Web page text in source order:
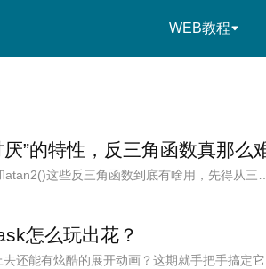
WEB教程
”的特性，反三角函数真那么
这些反三角函数到底有啥用，先得从三…
怎么玩出花？
还能有炫酷的展开动画？这期就手把手搞定